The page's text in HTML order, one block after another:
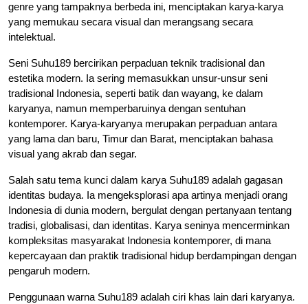
genre yang tampaknya berbeda ini, menciptakan karya-karya
yang memukau secara visual dan merangsang secara
intelektual.
Seni Suhu189 bercirikan perpaduan teknik tradisional dan
estetika modern. Ia sering memasukkan unsur-unsur seni
tradisional Indonesia, seperti batik dan wayang, ke dalam
karyanya, namun memperbaruinya dengan sentuhan
kontemporer. Karya-karyanya merupakan perpaduan antara
yang lama dan baru, Timur dan Barat, menciptakan bahasa
visual yang akrab dan segar.
Salah satu tema kunci dalam karya Suhu189 adalah gagasan
identitas budaya. Ia mengeksplorasi apa artinya menjadi orang
Indonesia di dunia modern, bergulat dengan pertanyaan tentang
tradisi, globalisasi, dan identitas. Karya seninya mencerminkan
kompleksitas masyarakat Indonesia kontemporer, di mana
kepercayaan dan praktik tradisional hidup berdampingan dengan
pengaruh modern.
Penggunaan warna Suhu189 adalah ciri khas lain dari karyanya.